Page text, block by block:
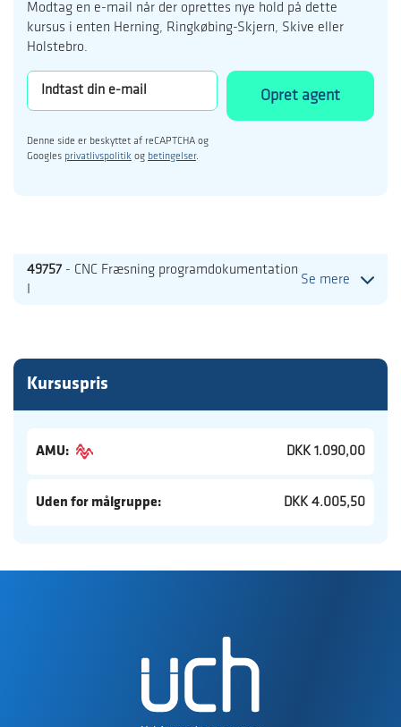
Modtag en e-mail når der oprettes nye hold på dette
kursus i enten Herning, Ringkøbing-Skjern, Skive eller
Holstebro.
Opret agent
Denne side er beskyttet af reCAPTCHA og
Googles privatlivspolitik og betingelser.
49757 - CNC Fræsning programdokumentation
Se mere
Kursuspris
AMU: DKK 1.090,00
Uden for målgruppe: DKK 4.005,50